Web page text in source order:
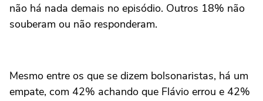
não há nada demais no episódio. Outros 18% não
souberam ou não responderam.
Mesmo entre os que se dizem bolsonaristas, há um
empate, com 42% achando que Flávio errou e 42%